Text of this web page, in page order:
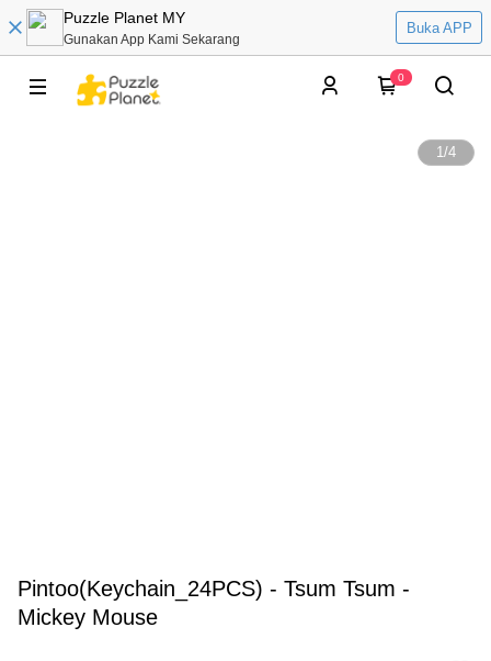
Puzzle Planet MY
Gunakan App Kami Sekarang
Buka APP
0
1/4
Pintoo(Keychain_24PCS) - Tsum Tsum -
Mickey Mouse